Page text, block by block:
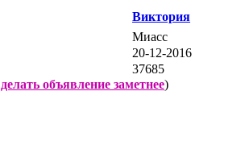
Виктория
Миасс
20-12-2016
37685
объявление заметнее)